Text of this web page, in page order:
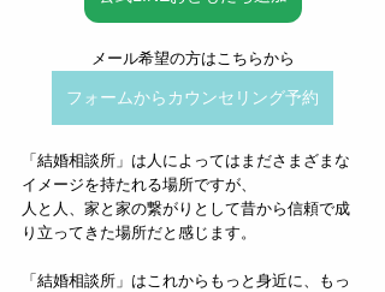
メール希望の方はこちらから
フォームからカウンセリング予約
「結婚相談所」は人によってはまださまざまな
イメージを持たれる場所ですが、
人と人、家と家の繋がりとして昔から信頼で成
り立ってきた場所だと感じます。
「結婚相談所」はこれからもっと身近に、もっ